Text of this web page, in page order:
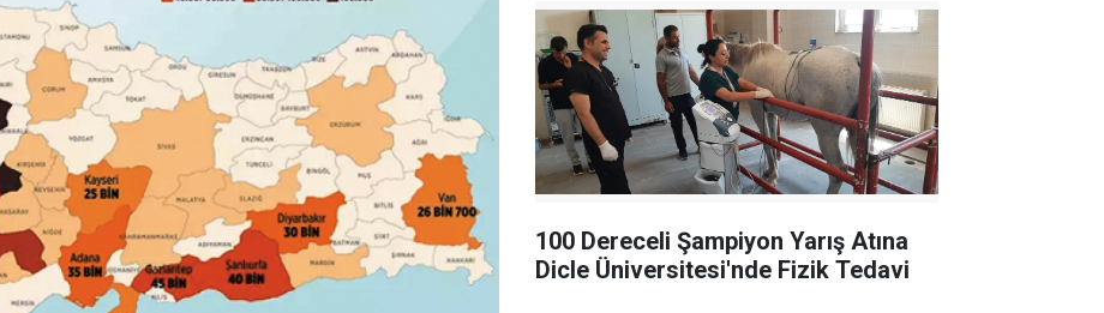
100 Dereceli Şampiyon Yarış Atına
Dicle Üniversitesi'nde Fizik Tedavi